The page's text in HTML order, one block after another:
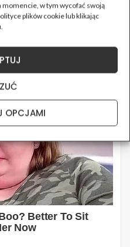
w tym wycofać swoją
plików cookie lub klikając
OPCJAMI